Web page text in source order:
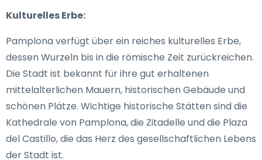
Kulturelles Erbe:
Pamplona verfügt über ein reiches kulturelles Erbe,
dessen Wurzeln bis in die römische Zeit zurückreichen.
Die Stadt ist bekannt für ihre gut erhaltenen
mittelalterlichen Mauern, historischen Gebäude und
schönen Plätze. Wichtige historische Stätten sind die
Kathedrale von Pamplona, die Zitadelle und die Plaza
del Castillo, die das Herz des gesellschaftlichen Lebens
der Stadt ist.